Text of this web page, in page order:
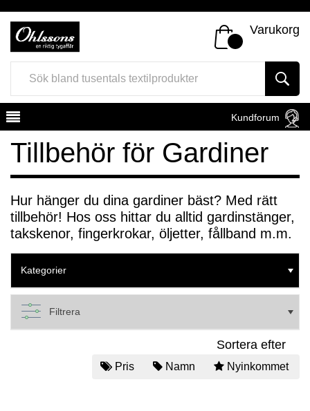
Varukorg
Kundforum
Register Sign In
Tillbehör för Gardiner
Hur hänger du dina gardiner bäst? Med rätt
tillbehör! Hos oss hittar du alltid gardinstänger,
takskenor, fingerkrokar, öljetter, fållband m.m.
Kategorier
Filtrera
Sortera efter
Pris Namn Nyinkommet